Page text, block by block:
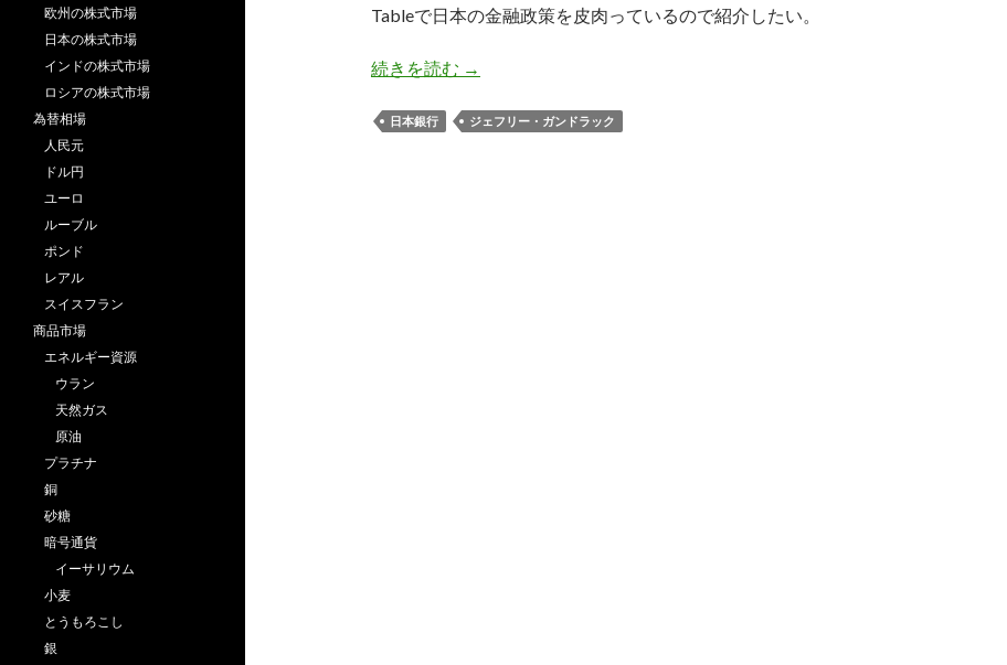
Tableで日本の金融政策を皮肉っているので紹介したい。
続きを読む ガンドラック氏、日銀の量的緩和を皮肉る
→
日本銀行 ジェフリー・ガンドラック
欧州の株式市場
日本の株式市場
インドの株式市場
ロシアの株式市場
為替相場
人民元
ドル円
ユーロ
ルーブル
ポンド
レアル
スイスフラン
商品市場
エネルギー資源
ウラン
天然ガス
原油
プラチナ
銅
砂糖
暗号通貨
イーサリウム
小麦
とうもろこし
銀